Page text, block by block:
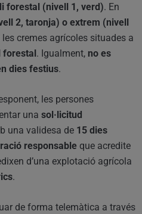
forestal (nivell 1, verd). En
2, taronja) o extrem (nivell
cremes agrícoles situades a
forestal. Igualment, no es
dies festius.
les persones
una sol·licitud
una validesa de 15 dies
responsable que acredite
d’una explotació agrícola
.
de forma telemàtica a través